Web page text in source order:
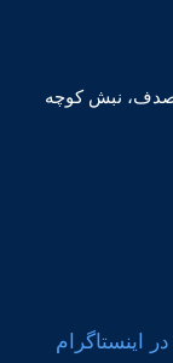
صدف، نبش کوچه
اینستاگرام